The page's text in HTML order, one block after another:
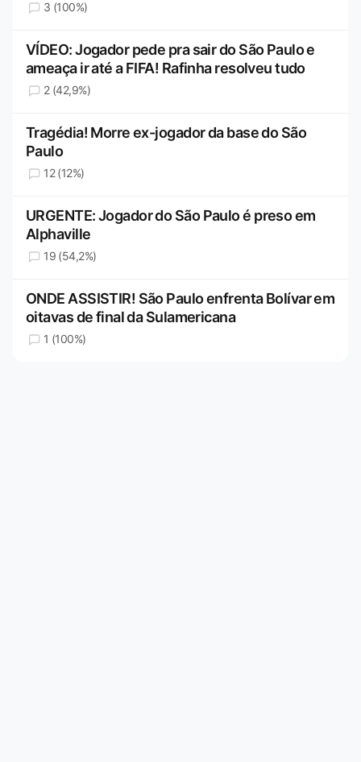
3 (100%)
VÍDEO: Jogador pede pra sair do São Paulo e
ameaça ir até a FIFA! Rafinha resolveu tudo
2 (42,9%)
Tragédia! Morre ex-jogador da base do São
Paulo
12 (12%)
URGENTE: Jogador do São Paulo é preso em
Alphaville
19 (54,2%)
ONDE ASSISTIR! São Paulo enfrenta Bolívar em
oitavas de final da Sulamericana
1 (100%)